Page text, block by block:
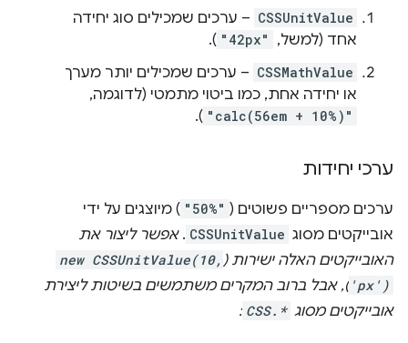
CSSUnitValue – ערכים שמכילים סוג יחידה
אחד (למשל,
"42px"
).
CSSMathValue – ערכים שמכילים יותר מערך
או יחידה אחת, כמו ביטוי מתמטי (לדוגמה,
"calc(56em + 10%)"
).
ערכי יחידות
ערכים מספריים פשוטים ( "50%" ) מיוצגים על ידי
אובייקטים מסוג CSSUnitValue
.אפשר ליצור את
האובייקטים האלה ישירות ( new CSSUnitValue(10,
'px') ), אבל ברוב המקרים משתמשים בשיטות ליצירת
אובייקטים מסוג CSS.*
: